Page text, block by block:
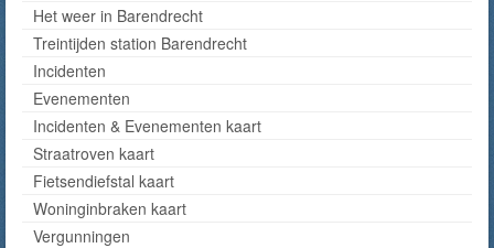
Het weer in Barendrecht
Treintijden station Barendrecht
Incidenten
Evenementen
Incidenten & Evenementen kaart
Straatroven kaart
Fietsendiefstal kaart
Woninginbraken kaart
Vergunningen